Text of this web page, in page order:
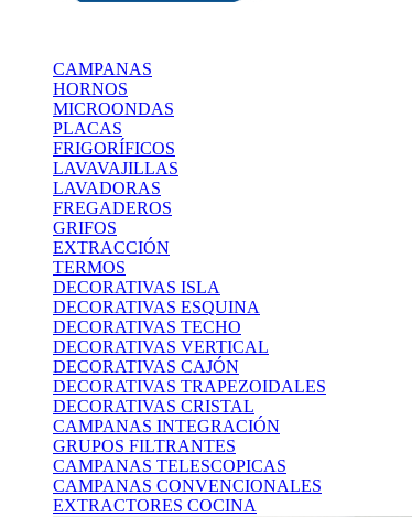
CAMPANAS
HORNOS
MICROONDAS
PLACAS
FRIGORÍFICOS
LAVAVAJILLAS
LAVADORAS
FREGADEROS
GRIFOS
EXTRACCIÓN
TERMOS
DECORATIVAS ISLA
DECORATIVAS ESQUINA
DECORATIVAS TECHO
DECORATIVAS VERTICAL
DECORATIVAS CAJÓN
DECORATIVAS TRAPEZOIDALES
DECORATIVAS CRISTAL
CAMPANAS INTEGRACIÓN
GRUPOS FILTRANTES
CAMPANAS TELESCOPICAS
CAMPANAS CONVENCIONALES
EXTRACTORES COCINA